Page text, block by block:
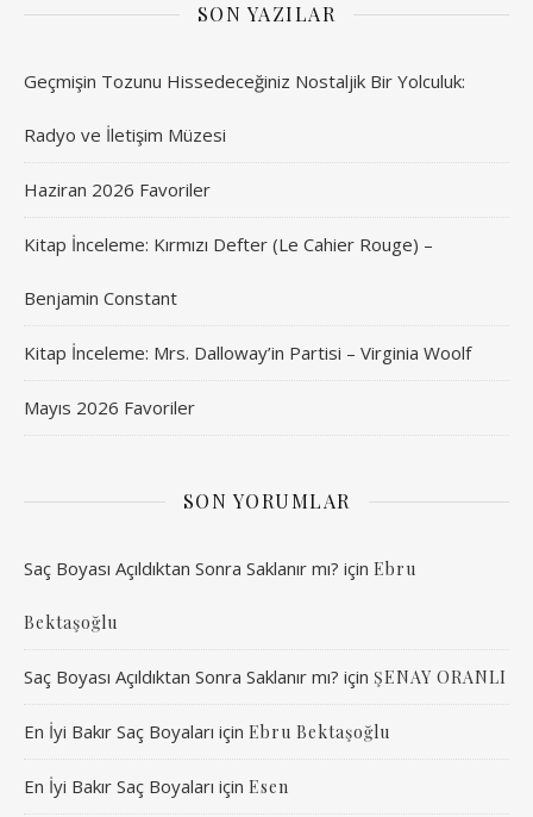
SON YAZILAR
Geçmişin Tozunu Hissedeceğiniz Nostaljik Bir Yolculuk:
Radyo ve İletişim Müzesi
Haziran 2026 Favoriler
Kitap İnceleme: Kırmızı Defter (Le Cahier Rouge) –
Benjamin Constant
Kitap İnceleme: Mrs. Dalloway’in Partisi – Virginia Woolf
Mayıs 2026 Favoriler
SON YORUMLAR
Saç Boyası Açıldıktan Sonra Saklanır mı? için Ebru
Bektaşoğlu
Saç Boyası Açıldıktan Sonra Saklanır mı? için ŞENAY ORANLI
En İyi Bakır Saç Boyaları için Ebru Bektaşoğlu
En İyi Bakır Saç Boyaları için Esen